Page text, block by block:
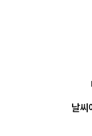
날씨